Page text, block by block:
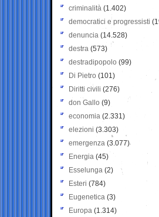
criminalità (1.402)
democratici e progressisti
denuncia (14.528)
destra (573)
destradipopolo (99)
Di Pietro (101)
Diritti civili (276)
don Gallo (9)
economia (2.331)
elezioni (3.303)
emergenza (3.077)
Energia (45)
Esselunga (2)
Esteri (784)
Eugenetica (3)
Europa (1.314)